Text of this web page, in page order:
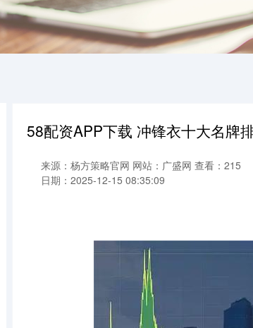
58配资APP下载 冲锋衣十大名牌
来源：杨方策略官网 网站：广盛网 查看：215
日期：2025-12-15 08:35:09